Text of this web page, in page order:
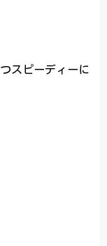
スピーディーに